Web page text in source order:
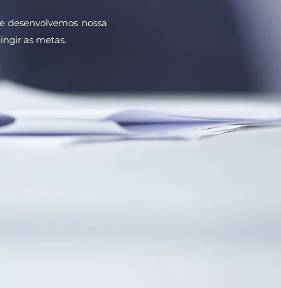
desenvolvemos nossa
as metas.